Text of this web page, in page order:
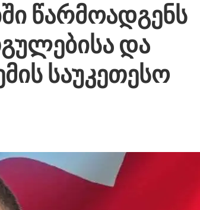
წარმოადგენს
და
საუკეთესო